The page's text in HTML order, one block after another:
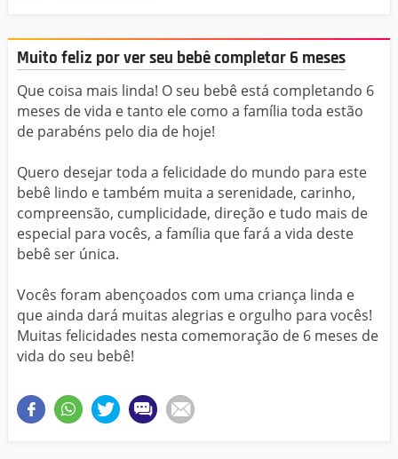
Muito feliz por ver seu bebê completar 6 meses
Que coisa mais linda! O seu bebê está completando 6
meses de vida e tanto ele como a família toda estão
de parabéns pelo dia de hoje!
Quero desejar toda a felicidade do mundo para este
bebê lindo e também muita a serenidade, carinho,
compreensão, cumplicidade, direção e tudo mais de
especial para vocês, a família que fará a vida deste
bebê ser única.
Vocês foram abençoados com uma criança linda e
que ainda dará muitas alegrias e orgulho para vocês!
Muitas felicidades nesta comemoração de 6 meses de
vida do seu bebê!